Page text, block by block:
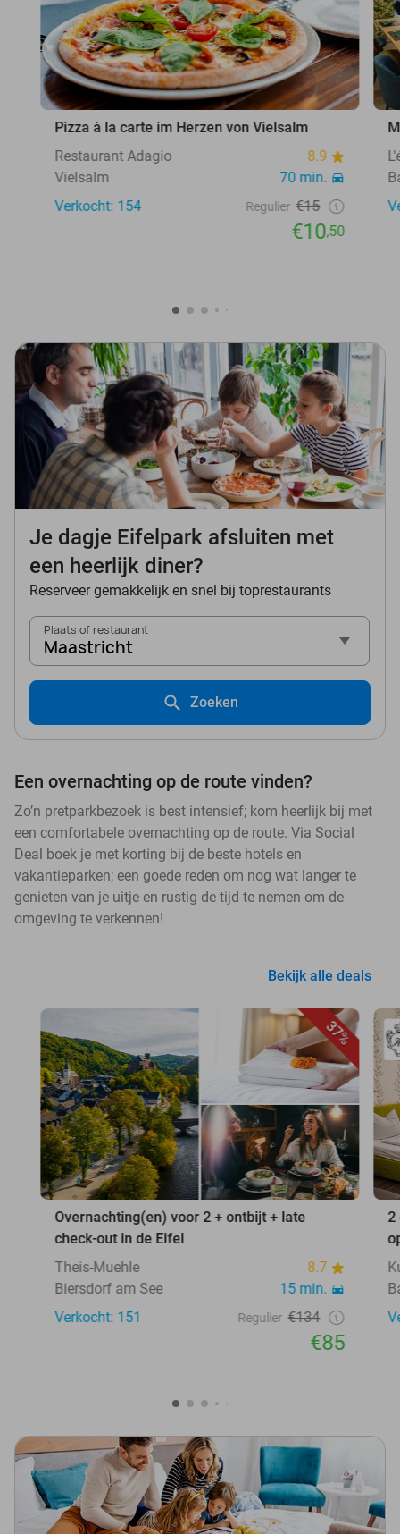
Pizza à la carte im Herzen von Vielsalm
Restaurant Adagio
8.9
Vielsalm
70 min.
Verkocht: 154
Regulier €15
€10,50
Je dagje Eifelpark afsluiten met
een heerlijk diner?
Reserveer gemakkelijk en snel bij toprestaurants
Plaats of restaurant
Maastricht
Zoeken
Een overnachting op de route vinden?
Zo’n pretparkbezoek is best intensief; kom heerlijk bij met
een comfortabele overnachting op de route. Via Social
Deal boek je met korting bij de beste hotels en
vakantieparken; een goede reden om nog wat langer te
genieten van je uitje en rustig de tijd te nemen om de
omgeving te verkennen!
Bekijk alle deals
37%
Overnachting(en) voor 2 + ontbijt + late
check-out in de Eifel
Theis-Muehle
8.7
Biersdorf am See
15 min.
Verkocht: 151
Regulier €134
€85
2